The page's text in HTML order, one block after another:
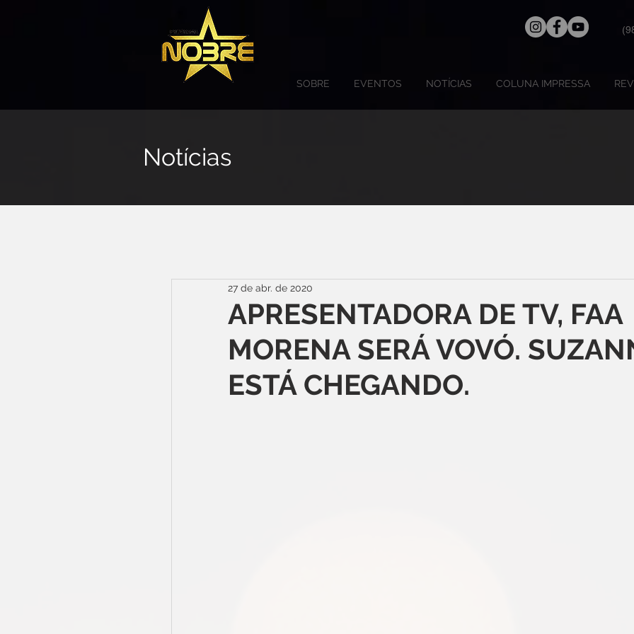
SOBRE EVENTOS NOTÍCIAS COLUNA IMPRESSA
Notícias
APRESENTADORA DE TV, FAA
MORENA SERÁ VOVÓ.
ESTÁ CHEGANDO.
27 de abr. de 2020